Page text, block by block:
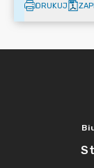
DRUKUJ